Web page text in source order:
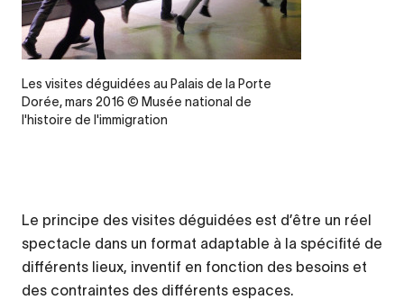
Legende
Les visites déguidées au Palais de la Porte
Dorée, mars 2016 © Musée national de
l'histoire de l'immigration
Le principe des visites déguidées est d’être un réel
spectacle dans un format adaptable à la spécifité de
différents lieux, inventif en fonction des besoins et
des contraintes des différents espaces.